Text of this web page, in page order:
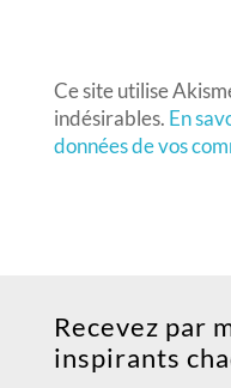
Ce site utilise
indésirables. En
données de vos
Recevez par
inspirants